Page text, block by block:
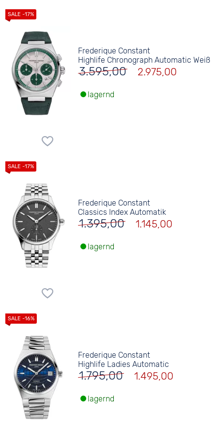
Frederique Constant
Highlife Chronograph Automatic Weiß
3.595,00 2.975,00
lagernd
Frederique Constant
Classics Index Automatik
1.395,00 1.145,00
lagernd
Frederique Constant
Highlife Ladies Automatic
1.795,00 1.495,00
lagernd